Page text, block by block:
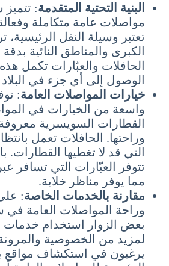
البنية التحتية المتقدمة:
مواصلات عامة متكاملة
تعتبر وسيلة النقل الرئيسية،
الكبرى والمناطق النائية
الحافلات والعبّارات تكمل
الوصول إلى أي جزء في
خيارات المواصلات العامة:
واسعة من الخيارات في
القطارات السويسرية معروفة
وراحتها. الحافلات تعمل
التي قد لا تغطيها القطارات.
تتوفر العبّارات التي تسافر
مما يوفر مناظر خلابة.
مقارنة بالخدمات الخاصة:
وراحة المواصلات العامة
بعض الزوار استخدام خدمات
لمزيد من الخصوصية
يرغبون في استكشاف مواقع